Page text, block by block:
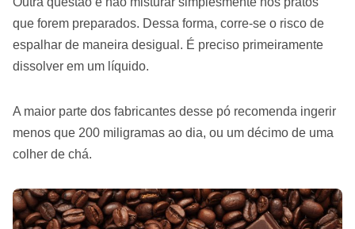
que forem preparados. Dessa forma, corre-se o risco de
espalhar de maneira desigual. É preciso primeiramente
dissolver em um líquido.
A maior parte dos fabricantes desse pó recomenda ingerir
menos que 200 miligramas ao dia, ou um décimo de uma
colher de chá.